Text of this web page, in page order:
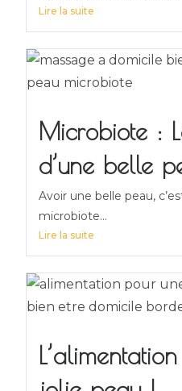
Lire la suite
Microbiote :
d’une belle
Avoir une belle peau,
microbiote...
Lire la suite